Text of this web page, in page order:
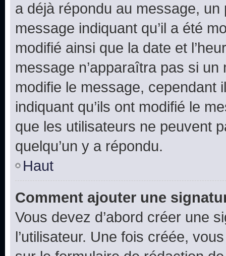
a déjà répondu au message, un
message indiquant qu’il a été
modifié ainsi que la date et
message n’apparaîtra pas si
modifie le message, cependant
indiquant qu’ils ont modifié le
que les utilisateurs ne peuvent
quelqu’un y a répondu.
Haut
Comment ajouter une
Vous devez d’abord créer une
l’utilisateur. Une fois créée,